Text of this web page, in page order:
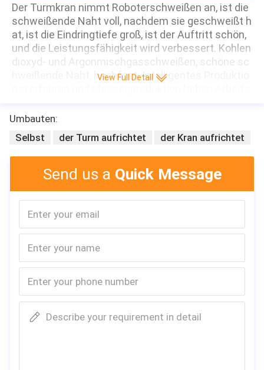
Der Turmkran nimmt Roboterschweißen an, ist die
schweißende Naht voll, nachdem sie geschweißt h
at, ist die Eindringtiefe groß, ist der Auftritt schön,
und die Leistungsfähigkeit wird verbessert. Kohlen
dioxyd- und Argonmischgasschweißen, schöne sc
hweißende Naht, hochfest. Intelligentes Produktio
zyklus verkürzten. Alle elektrischen Komponenten,
zunehmen, die die Zuverlässigkeits- und Nutzungs
dauer des elektrischen Systems maximiert, verrin
gert die Durchfallquote und spart unnötige Kosten
für Kunden. Das Oberteil des elektrischen Kastens
wird vom Edelstahl gemacht, der nicht rostig korro
sionsbeständig ist, und eine starke Dichtung hat, z
ns der Elektrogeräte zu vermeiden. Die zusammen
passenden Teile werden von den hochwertigen int
ernationalen Marken vorgewählt, und die Qualität i
st ausgezeichnet und bemüht sich, nullwartung zu
erzielen, um die Sorgen der Kunden zu verringern.
Detail-Bilder
View Full Detall
Umbauten:
Selbst
der Turm aufrichtet der Kran aufrichtet
Send us a Quick Message
Describe your requirement in detail